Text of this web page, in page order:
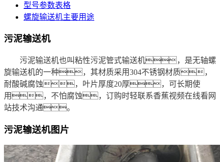
型号参数表格
螺旋输送机主要用途
污泥输送机
污泥输送机也叫粘性污泥管式输送机，是无轴螺
旋输送机的一种，其材质采用304不锈钢材质，
耐酸碱腐蚀，叶片厚度20厚，可长期使
用，不怕腐蚀，订购时轻联系香蕉视频在线看网
站技术沟通。
污泥输送机图片